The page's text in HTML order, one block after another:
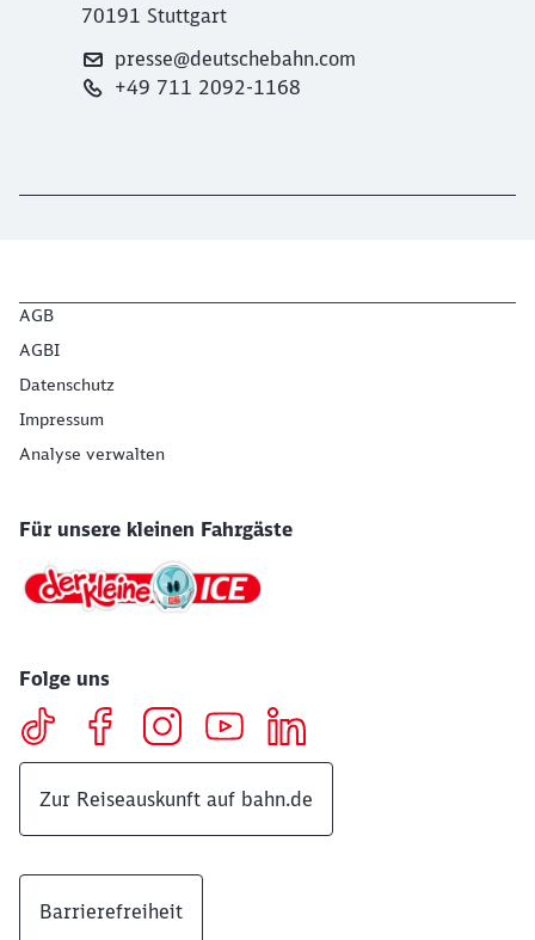
70191 Stuttgart
presse@deutschebahn.com
+49 711 2092-1168
AGB
AGBI
Datenschutz
Impressum
Analyse verwalten
Für unsere kleinen Fahrgäste
Folge uns
Zur Reiseauskunft auf bahn.de
Barrierefreiheit